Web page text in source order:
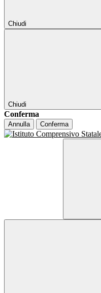
Chiudi
Chiudi
Conferma
Annulla Conferma